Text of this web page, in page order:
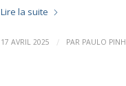
Lire la suite
17 AVRIL 2025 / PAR PAULO